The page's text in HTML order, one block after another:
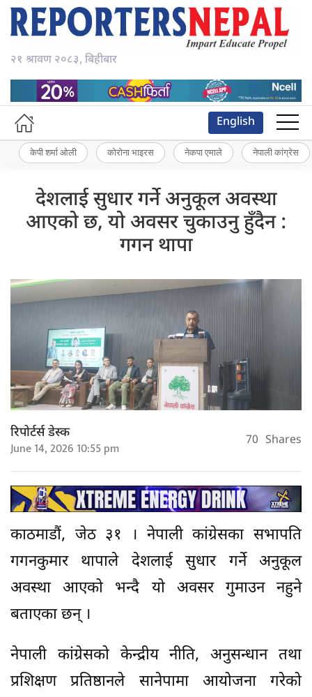
२१ श्रावण २०८३, बिहीबार
English
केपी शर्मा ओली कोरोना भाइरस नेकपा एमाले नेपाली कांग्रेस
देशलाई सुधार गर्ने अनुकूल अवस्था
आएको छ, यो अवसर चुकाउनु हुँदैन :
गगन थापा
रिपोर्टर्स डेस्क
June 14, 2026 10:55 pm 70 Shares
काठमाडौं, जेठ ३१ । नेपाली कांग्रेसका सभापति
गगनकुमार थापाले देशलाई सुधार गर्ने अनुकूल
अवस्था आएको भन्दै यो अवसर गुमाउन नहुने
बताएका छन् ।
नेपाली कांग्रेसको केन्द्रीय नीति, अनुसन्धान तथा
प्रशिक्षण प्रतिष्ठानले सानेपामा आयोजना गरेको